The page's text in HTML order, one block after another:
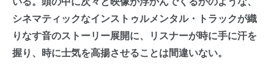
シネマティックなインストゥルメンタル・トラックが織
りなす音のストーリー展開に、リスナーが時に手に汗を
握り、時に士気を高揚させることは間違いない。